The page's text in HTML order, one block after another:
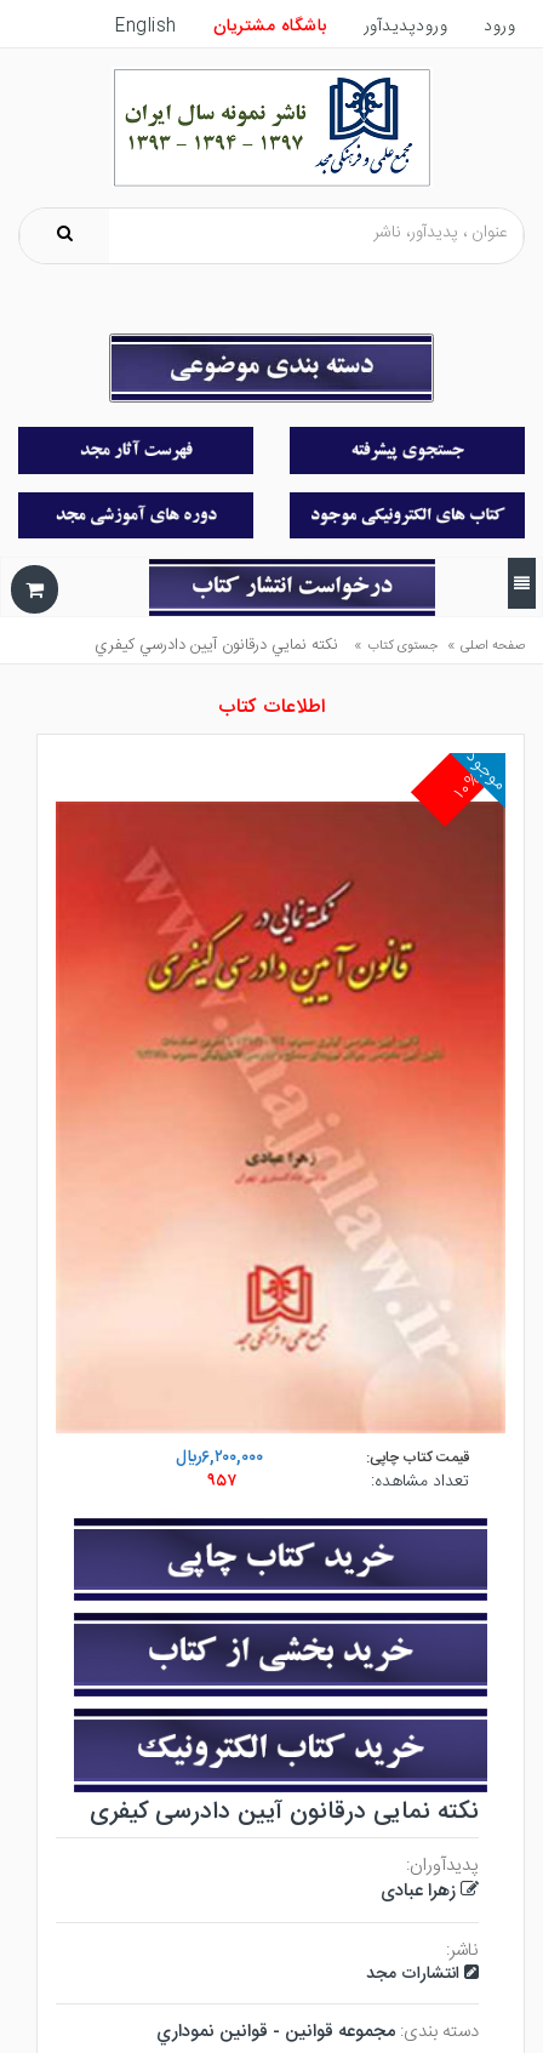
ورود ورودپدیدآور باشگاه مشتریان English
صفحه اصلی » جستوی کتاب » نكته نمايي درقانون آيين دادرسي كيفري
اطلاعات کتاب
۱۰%
موجود
قیمت کتاب چاپی:
۶,۲۰۰,۰۰۰ريال
تعداد مشاهده:
۹۵۷
نکته نمایی درقانون آیین دادرسی کیفری
پدیدآوران:
زهرا عبادی
ناشر:
انتشارات مجد
دسته بندی: مجموعه قوانين - قوانين نموداري